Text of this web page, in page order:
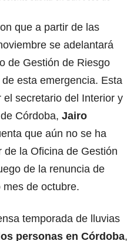
que a partir de las
se adelantará
de Gestión de Riesgo
esta emergencia. Esta
secretario del Interior y
Córdoba, Jairo
que aún no se ha
la Oficina de Gestión
de la renuncia de
mes de octubre.
temporada de lluvias
personas en Córdoba,